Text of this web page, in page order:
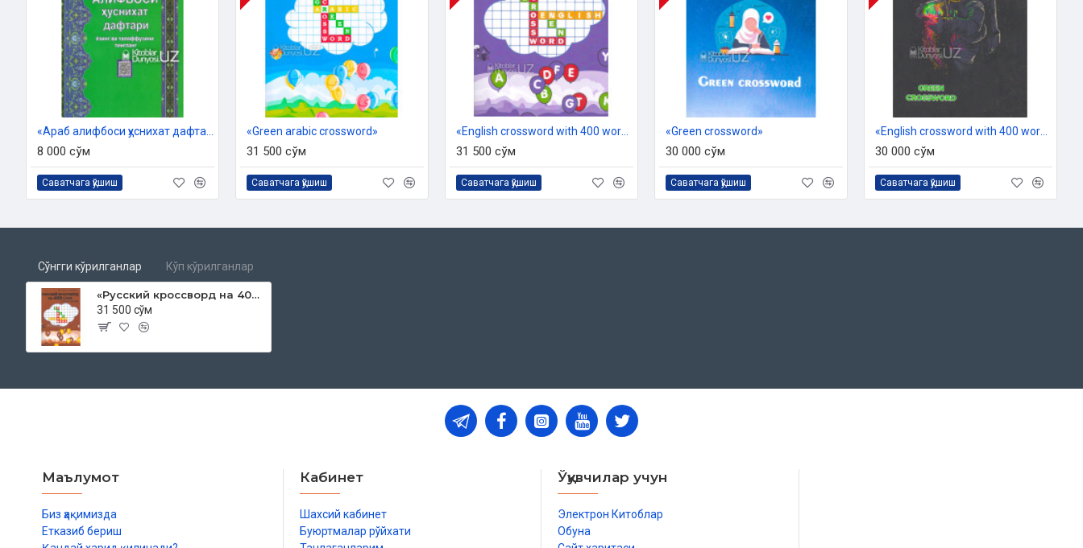
8 000 сўм
Саватчага қўшиш
«Green arabic crossword»
31 500 сўм
Саватчага қўшиш
31 500 сўм
Саватчага қўшиш
«Green crossword»
30 000 сўм
Саватчага қўшиш
30 000 сўм
Саватчага қўшиш
Сўнгги кўрилганлар Кўп кўрилганлар
«Русский кроссворд на 400 слов + скрытая головоломка»
31 500 сўм
Маълумот
Биз ҳақимизда
Етказиб бериш
Кабинет
Шахсий кабинет
Буюртмалар рўйхати
Ўқувчилар учун
Электрон Китоблар
Обуна